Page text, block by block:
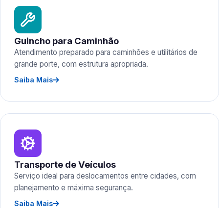
Guincho para Caminhão
Atendimento preparado para caminhões e utilitários de
grande porte, com estrutura apropriada.
Saiba Mais
Transporte de Veículos
Serviço ideal para deslocamentos entre cidades, com
planejamento e máxima segurança.
Saiba Mais